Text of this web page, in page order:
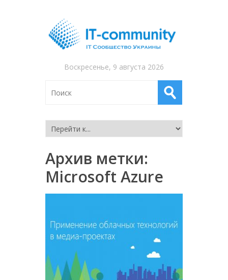
Воскресенье, 9 августа 2026
Архив метки:
Microsoft Azure